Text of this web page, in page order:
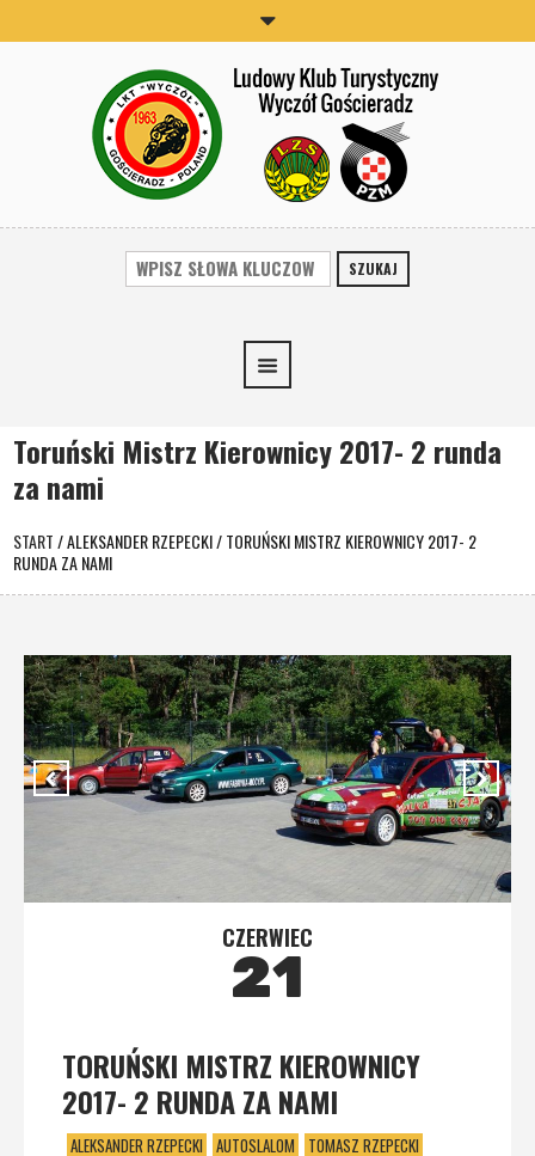
SZUKAJ
Toruński Mistrz Kierownicy 2017- 2 runda
za nami
START/ALEKSANDER RZEPECKI/TORUŃSKI MISTRZ KIEROWNICY 2017- 2
RUNDA ZA NAMI
CZERWIEC
21
TORUŃSKI MISTRZ KIEROWNICY
2017- 2 RUNDA ZA NAMI
ALEKSANDER RZEPECKI AUTOSLALOM TOMASZ RZEPECKI